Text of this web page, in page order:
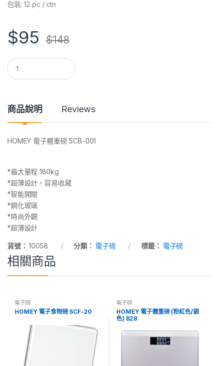
包裝: 12 pc / ctn
$95 $148
Q
u
a
i
t
y
商品說明 Reviews
HOMEY 電子體重磅 SCB-001
*最大量程 180kg
*超薄設計，容易收藏
*智能開關
*鋼化玻璃
*時尚外觀
*超薄設計
貨號：10058 分類： 電子磅 標籤： 電子磅
相關商品
電子磅
HOMEY 電子食物磅 SCF-20
電子磅
HOMEY 電子體重磅 (粉紅色/銀
色) B28